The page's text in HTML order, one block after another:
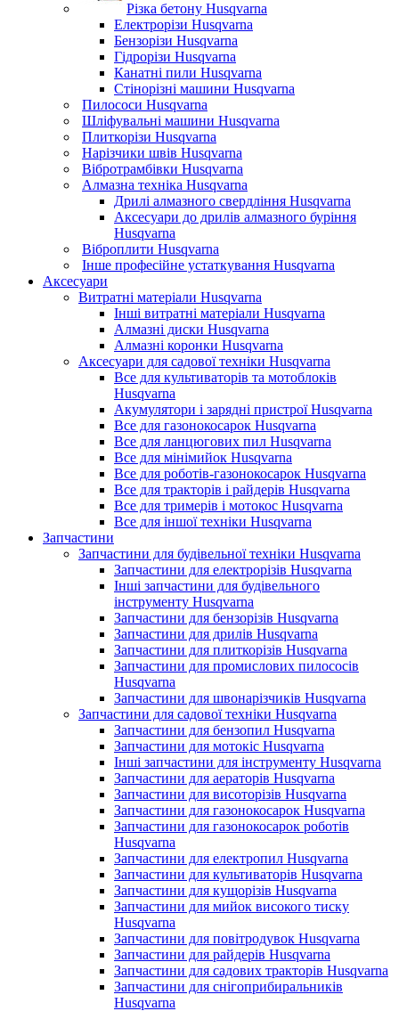
Різка бетону Husqvarna
Електрорізи Husqvarna
Бензорізи Husqvarna
Гідрорізи Husqvarna
Канатні пили Husqvarna
Стінорізні машини Husqvarna
Пилососи Husqvarna
Шліфувальні машини Husqvarna
Плиткорізи Husqvarna
Нарізчики швів Husqvarna
Вібротрамбівки Husqvarna
Алмазна техніка Husqvarna
Дрилі алмазного свердління Husqvarna
Аксесуари до дрилів алмазного буріння
Husqvarna
Віброплити Husqvarna
Інше професійне устаткування Husqvarna
Аксесуари
Витратні матеріали Husqvarna
Інші витратні матеріали Husqvarna
Алмазні диски Husqvarna
Алмазні коронки Husqvarna
Аксесуари для садової техніки Husqvarna
Все для культиваторів та мотоблоків
Husqvarna
Акумулятори і зарядні пристрої Husqvarna
Все для газонокосарок Husqvarna
Все для ланцюгових пил Husqvarna
Все для мінімийок Husqvarna
Все для роботів-газонокосарок Husqvarna
Все для тракторів і райдерів Husqvarna
Все для тримерів і мотокос Husqvarna
Все для іншої техніки Husqvarna
Запчастини
Запчастини для будівельної техніки Husqvarna
Запчастини для електрорізів Husqvarna
Інші запчастини для будівельного
інструменту Husqvarna
Запчастини для бензорізів Husqvarna
Запчастини для дрилів Husqvarna
Запчастини для плиткорізів Husqvarna
Запчастини для промислових пилососів
Husqvarna
Запчастини для швонарізчиків Husqvarna
Запчастини для садової техніки Husqvarna
Запчастини для бензопил Husqvarna
Запчастини для мотокіс Husqvarna
Інші запчастини для інструменту Husqvarna
Запчастини для аераторів Husqvarna
Запчастини для висоторізів Husqvarna
Запчастини для газонокосарок Husqvarna
Запчастини для газонокосарок роботів
Husqvarna
Запчастини для електропил Husqvarna
Запчастини для культиваторів Husqvarna
Запчастини для кущорізів Husqvarna
Запчастини для мийок високого тиску
Husqvarna
Запчастини для повітродувок Husqvarna
Запчастини для райдерів Husqvarna
Запчастини для садових тракторів Husqvarna
Запчастини для снігоприбиральників
Husqvarna